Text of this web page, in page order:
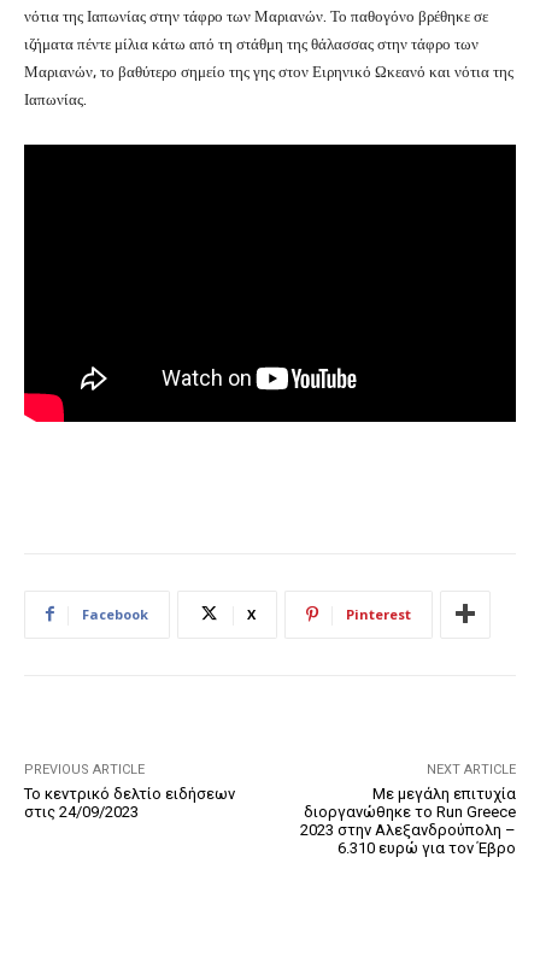
νότια της Ιαπωνίας στην τάφρο των Μαριανών. Το παθογόνο βρέθηκε σε
ιζήματα πέντε μίλια κάτω από τη στάθμη της θάλασσας στην τάφρο των
Μαριανών, το βαθύτερο σημείο της γης στον Ειρηνικό Ωκεανό και νότια της
Ιαπωνίας.
Facebook X Pinterest
PREVIOUS ARTICLE
Το κεντρικό δελτίο ειδήσεων
στις 24/09/2023
NEXT ARTICLE
Με μεγάλη επιτυχία
διοργανώθηκε το Run Greece
2023 στην Αλεξανδρούπολη –
6.310 ευρώ για τον Έβρο